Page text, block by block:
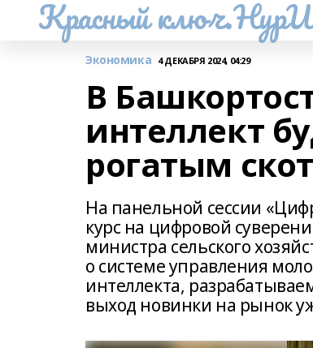
Красный
Экономика 4 ДЕКАБРЯ 2024, 04:29
В
интеллект
рогатым
На панельной сессии
курс на цифровой
министра сельского
о системе управления
интеллекта,
выход новинки на рынок